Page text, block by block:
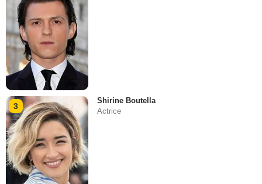
3
Shirine Boutella
Actrice